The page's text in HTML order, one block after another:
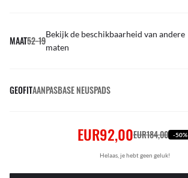
MAAT52-19
Bekijk de beschikbaarheid van andere
maten
GEOFITAANPASBASE NEUSPADS
EUR92,00EUR184,00 -50%
Helaas, je hebt geen geluk!